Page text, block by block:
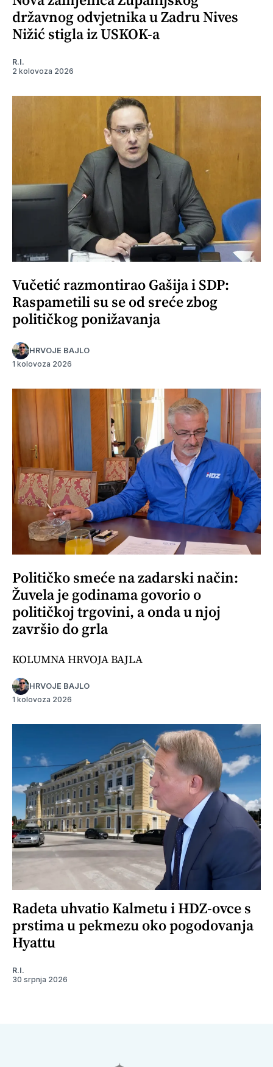
državnog odvjetnika u Zadru Nives
Nižić stigla iz USKOK-a
R.I.
2 kolovoza 2026
Vučetić razmontirao Gašija i SDP:
Raspametili su se od sreće zbog
političkog ponižavanja
HRVOJE BAJLO
1 kolovoza 2026
Političko smeće na zadarski način:
Žuvela je godinama govorio o
političkoj trgovini, a onda u njoj
završio do grla
KOLUMNA HRVOJA BAJLA
HRVOJE BAJLO
1 kolovoza 2026
Radeta uhvatio Kalmetu i HDZ-ovce s
prstima u pekmezu oko pogodovanja
Hyattu
R.I.
30 srpnja 2026